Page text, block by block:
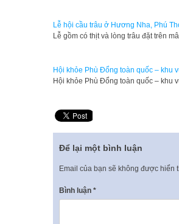
Lễ hội cầu trâu ở Hương Nha, Phú
Lễ gồm có thịt và lòng trâu đặt trên
Hội khỏe Phù Đổng toàn quốc – khu
Hội khỏe Phù Đổng toàn quốc – khu
Để lại một bình luận
Email của bạn sẽ không được hiển
Bình luận *